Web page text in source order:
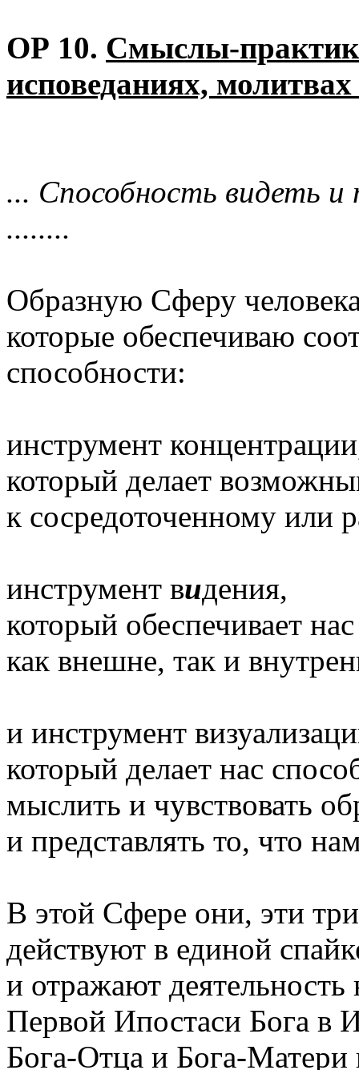
ОР 10. Смыслы-практик
исповеданиях,
... Способность видеть
........
Образную Сферу
которые обеспечиваю
способности:
инструмент
который делает
к сосредоточенному или
инструмент видения,
который обеспечивает
как внешне, так и
и инструмент
который делает нас
мыслить и чувствовать
и представлять то, что
В этой Сфере они, эти
действуют в единой
и отражают
Первой Ипостаси Бога
Бога-Отца и Бога-